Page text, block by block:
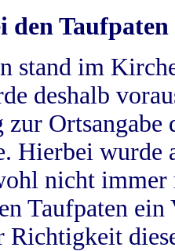
den Taufpaten
stand im
deshalb
Hierbei wurde
nicht
Taufpaten
Richtigkeit